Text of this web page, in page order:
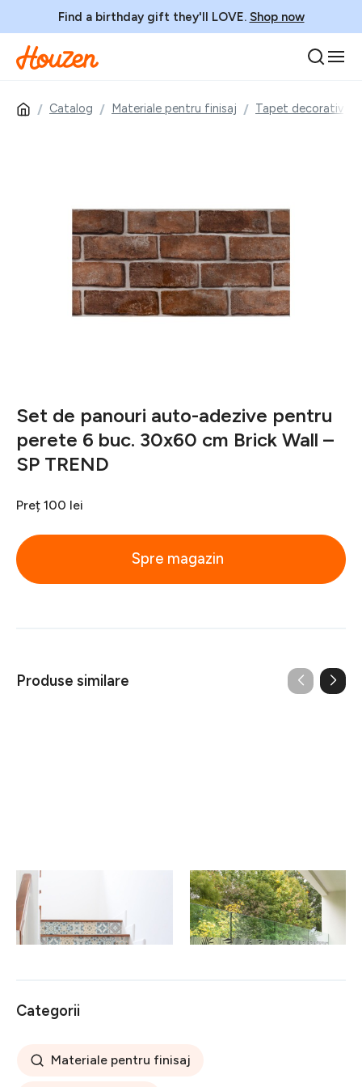
Find a birthday gift they'll LOVE. Shop now
Catalog Materiale pentru finisaj Tapet decorativ
Set de panouri auto-adezive pentru
perete 6 buc. 30x60 cm Brick Wall –
SP TREND
Preț 100 lei
Spre magazin
Produse similare
Set 2 autocolante pentru
scări Ambiance Stylismo, 15
x 105 cm
79 lei
Autocolant pentru geam
200x40 cm Classy Palm
Leaves – Ambiance
310 lei
Categorii
Materiale pentru finisaj